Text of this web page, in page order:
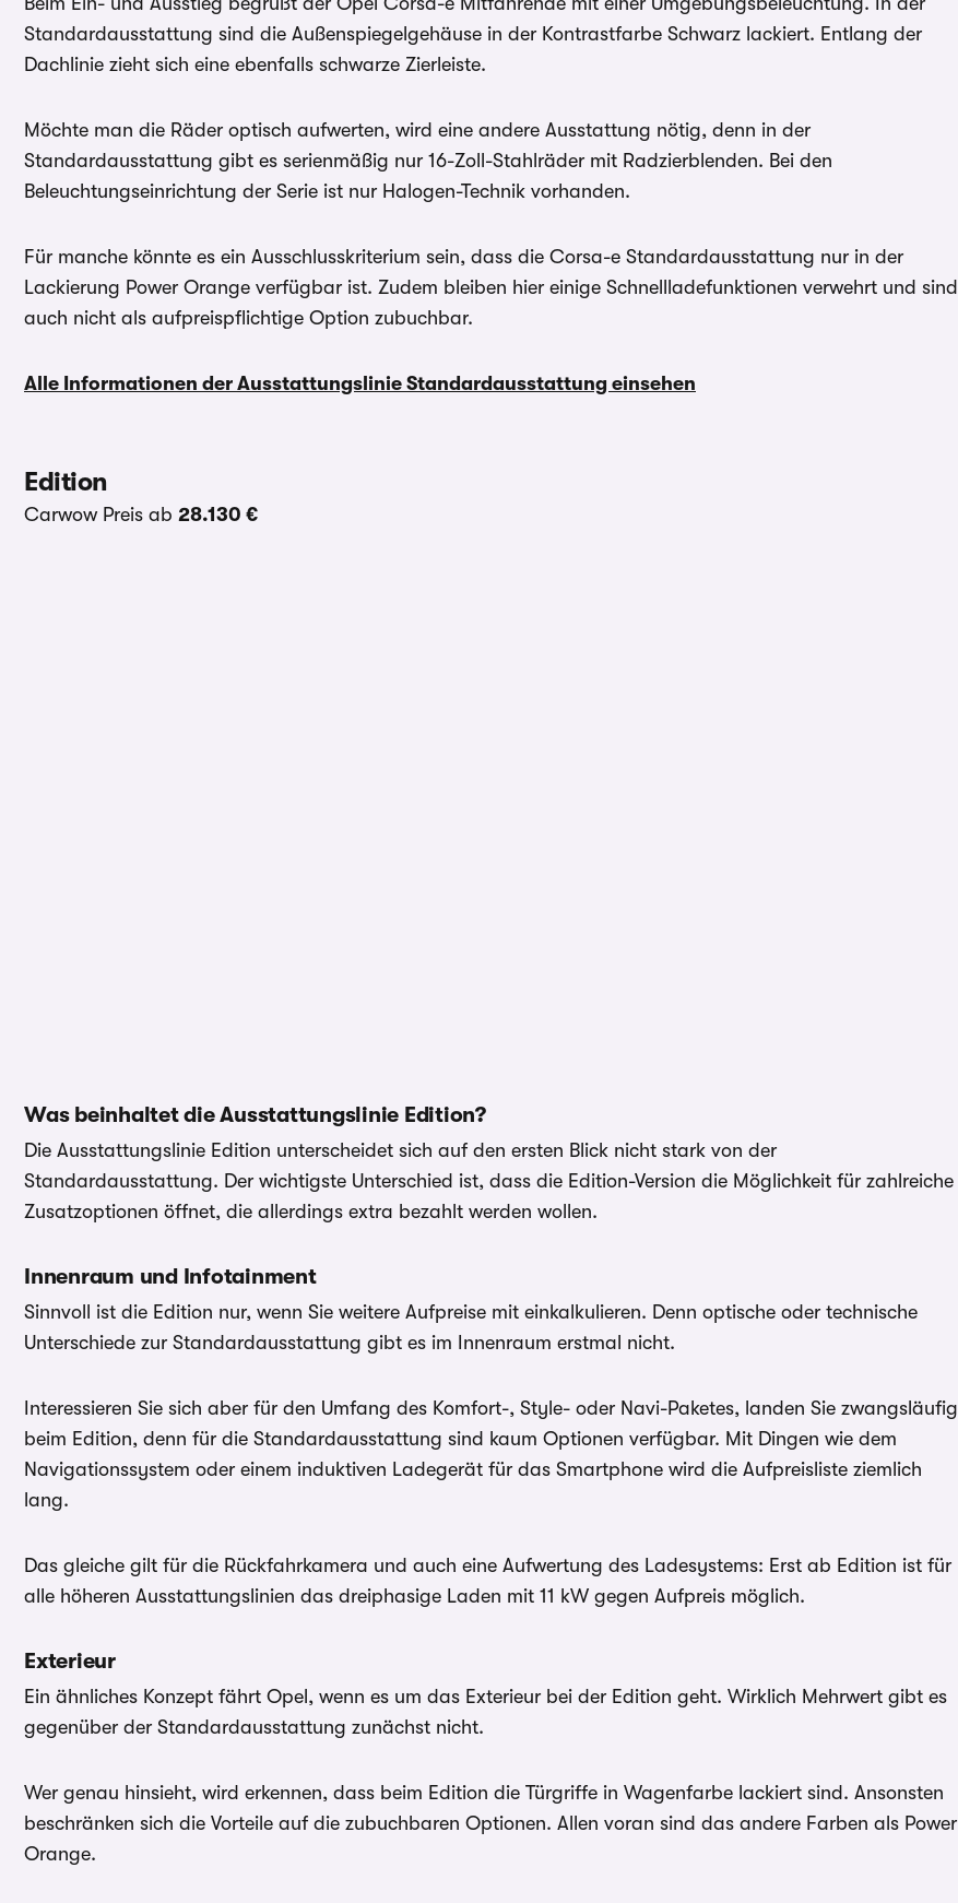
Standardausstattung sind die Außenspiegelgehäuse in der Kontrastfarbe Schwarz lackiert. Entlang der
Dachlinie zieht sich eine ebenfalls schwarze Zierleiste.
Möchte man die Räder optisch aufwerten, wird eine andere Ausstattung nötig, denn in der
Standardausstattung gibt es serienmäßig nur 16-Zoll-Stahlräder mit Radzierblenden. Bei den
Beleuchtungseinrichtung der Serie ist nur Halogen-Technik vorhanden.
Für manche könnte es ein Ausschlusskriterium sein, dass die Corsa-e Standardausstattung nur in der
Lackierung Power Orange verfügbar ist. Zudem bleiben hier einige Schnellladefunktionen verwehrt und sind
auch nicht als aufpreispflichtige Option zubuchbar.
Alle Informationen der Ausstattungslinie Standardausstattung einsehen
Edition
Carwow Preis ab 28.130 €
Was beinhaltet die Ausstattungslinie Edition?
Die Ausstattungslinie Edition unterscheidet sich auf den ersten Blick nicht stark von der
Standardausstattung. Der wichtigste Unterschied ist, dass die Edition-Version die Möglichkeit für zahlreiche
Zusatzoptionen öffnet, die allerdings extra bezahlt werden wollen.
Innenraum und Infotainment
Sinnvoll ist die Edition nur, wenn Sie weitere Aufpreise mit einkalkulieren. Denn optische oder technische
Unterschiede zur Standardausstattung gibt es im Innenraum erstmal nicht.
Interessieren Sie sich aber für den Umfang des Komfort-, Style- oder Navi-Paketes, landen Sie zwangsläufig
beim Edition, denn für die Standardausstattung sind kaum Optionen verfügbar. Mit Dingen wie dem
Navigationssystem oder einem induktiven Ladegerät für das Smartphone wird die Aufpreisliste ziemlich
lang.
Das gleiche gilt für die Rückfahrkamera und auch eine Aufwertung des Ladesystems: Erst ab Edition ist für
alle höheren Ausstattungslinien das dreiphasige Laden mit 11 kW gegen Aufpreis möglich.
Exterieur
Ein ähnliches Konzept fährt Opel, wenn es um das Exterieur bei der Edition geht. Wirklich Mehrwert gibt es
gegenüber der Standardausstattung zunächst nicht.
Wer genau hinsieht, wird erkennen, dass beim Edition die Türgriffe in Wagenfarbe lackiert sind. Ansonsten
beschränken sich die Vorteile auf die zubuchbaren Optionen. Allen voran sind das andere Farben als Power
Orange.